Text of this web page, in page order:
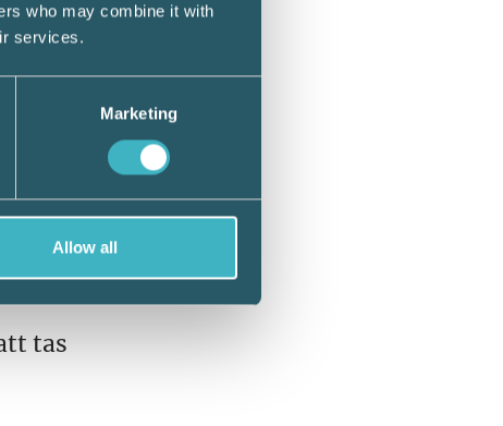
who may combine it with
services.
Marketing
Allow all
tas